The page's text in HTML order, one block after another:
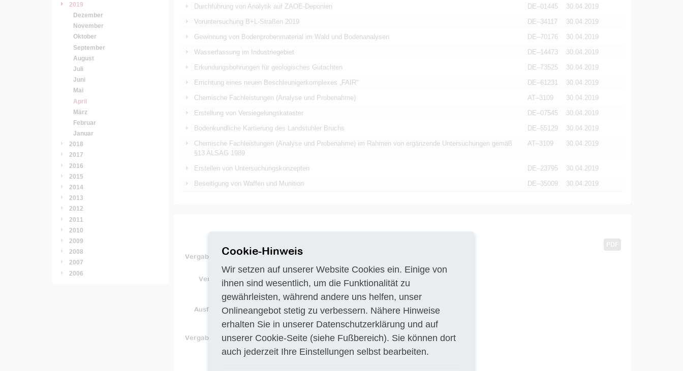
2019
Dezember
November
Oktober
September
August
Juli
Juni
Mai
April
März
Februar
Januar
2018
2017
2016
2015
2014
2013
2012
2011
2010
2009
2008
2007
2006
Durchführung von Analytik auf ZAOE-Deponien
DE–01445
30.04.2019
Voruntersuchung B+L-Straßen 2019
DE–34117
30.04.2019
Gewinnung von Bodenprobenmaterial im Wald und Bodenanalysen
DE–70176
30.04.2019
Wasserfassung im Industriegebiet
DE–14473
30.04.2019
Erkundungsbohrungen für geologisches Gutachten
DE–73525
30.04.2019
Errichtung eines neuen Beschleunigerkomplexes „FAIR“
DE–61231
30.04.2019
Chemische Fachleistungen (Analyse und Probenahme)
AT–3109
30.04.2019
Erstellung von Versiegelungskataster
DE–07545
30.04.2019
Bodenkundliche Kartierung des Landstuhler Bruchs
DE–55129
30.04.2019
Chemische Fachleistungen (Analyse und Probenahme) im Rahmen von ergänzende Untersuchungen gemäß
§13 ALSAG 1989
AT–3109 30.04.2019
Erstellen von Untersuchungskonzepten DE–23795
30.04.2019
Beseitigung von Waffen und Munition
DE–35009 30.04.2019
PDF
Vergabeverfahren
Öffentliche Ausschreibung
Dienstleistungsauftrag (VOL/VOF)
Vergabestelle
Stadt Rheinbach
Schweigelstraße 23
53359 Rheinbach
Ausführungsort
DE-53359 Rheinbach
Frist
30.04.2019
Vergabeunterlage
www.vmp-rheinland.de/…/documents
Beschreibung1. Stadt Rheinbach
Cookie-Hinweis
Wir setzen auf unserer Website Cookies ein. Einige von
ihnen sind wesentlich, um die Funktionalität zu
gewährleisten, während andere uns helfen, unser
Onlineangebot stetig zu verbessern. Nähere Hinweise
erhalten Sie in unserer Datenschutzerklärung und auf
unserer Cookie-Seite (siehe Fußbereich). Sie können dort
auch jederzeit Ihre Einstellungen selbst bearbeiten.